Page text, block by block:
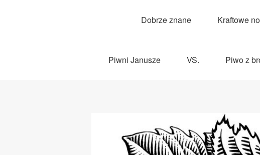
Dobrze znane Kraftowe
Piwni Janusze VS. Piwo z